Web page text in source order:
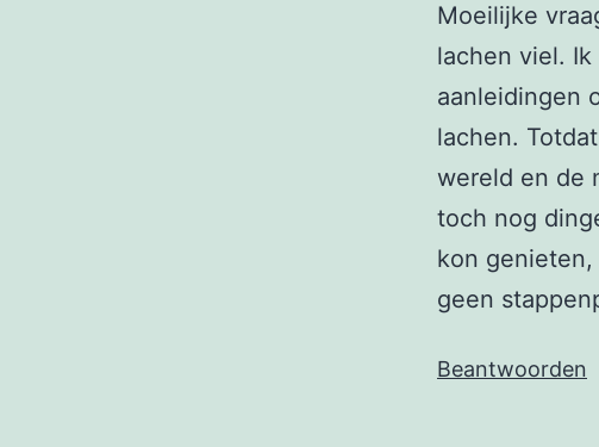
Moeilijke
lachen viel.
aanleidingen
lachen.
wereld en de
toch nog
kon genieten,
geen
Beantwoorden